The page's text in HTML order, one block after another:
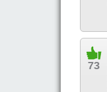
73